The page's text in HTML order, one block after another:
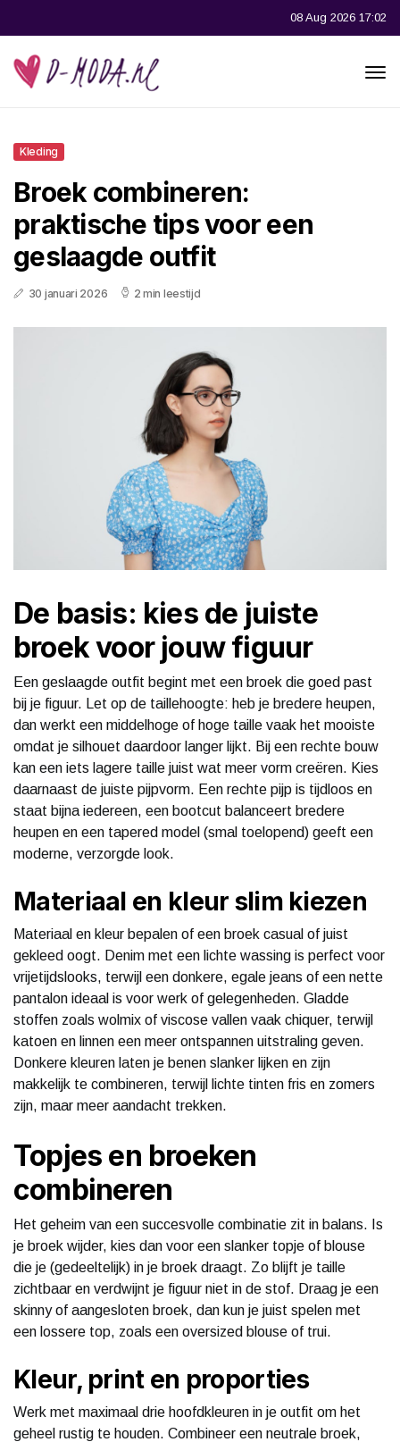
08 Aug 2026 17:02
Kleding
Broek combineren:
praktische tips voor een
geslaagde outfit
30 januari 2026 2 min leestijd
De basis: kies de juiste
broek voor jouw figuur
Een geslaagde outfit begint met een broek die goed past
bij je figuur. Let op de taillehoogte: heb je bredere heupen,
dan werkt een middelhoge of hoge taille vaak het mooiste
omdat je silhouet daardoor langer lijkt. Bij een rechte bouw
kan een iets lagere taille juist wat meer vorm creëren. Kies
daarnaast de juiste pijpvorm. Een rechte pijp is tijdloos en
staat bijna iedereen, een bootcut balanceert bredere
heupen en een tapered model (smal toelopend) geeft een
moderne, verzorgde look.
Materiaal en kleur slim kiezen
Materiaal en kleur bepalen of een broek casual of juist
gekleed oogt. Denim met een lichte wassing is perfect voor
vrijetijdslooks, terwijl een donkere, egale jeans of een nette
pantalon ideaal is voor werk of gelegenheden. Gladde
stoffen zoals wolmix of viscose vallen vaak chiquer, terwijl
katoen en linnen een meer ontspannen uitstraling geven.
Donkere kleuren laten je benen slanker lijken en zijn
makkelijk te combineren, terwijl lichte tinten fris en zomers
zijn, maar meer aandacht trekken.
Topjes en broeken
combineren
Het geheim van een succesvolle combinatie zit in balans. Is
je broek wijder, kies dan voor een slanker topje of blouse
die je (gedeeltelijk) in je broek draagt. Zo blijft je taille
zichtbaar en verdwijnt je figuur niet in de stof. Draag je een
skinny of aangesloten broek, dan kun je juist spelen met
een lossere top, zoals een oversized blouse of trui.
Kleur, print en proporties
Werk met maximaal drie hoofdkleuren in je outfit om het
geheel rustig te houden. Combineer een neutrale broek,